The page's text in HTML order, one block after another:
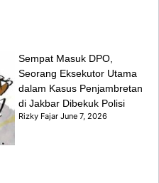
Sempat Masuk DPO,
Seorang Eksekutor Utama
dalam Kasus Penjambretan
di Jakbar Dibekuk Polisi
Rizky FajarJune 7, 2026